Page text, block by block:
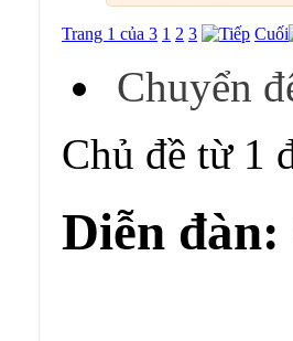
Trang 1 của 3 1 2 3 Cuối
Chuyển
Chủ đề từ 1
Diễn đàn: